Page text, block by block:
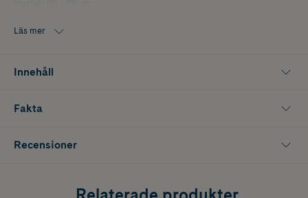
Läs mer
Innehåll
Fakta
Recensioner